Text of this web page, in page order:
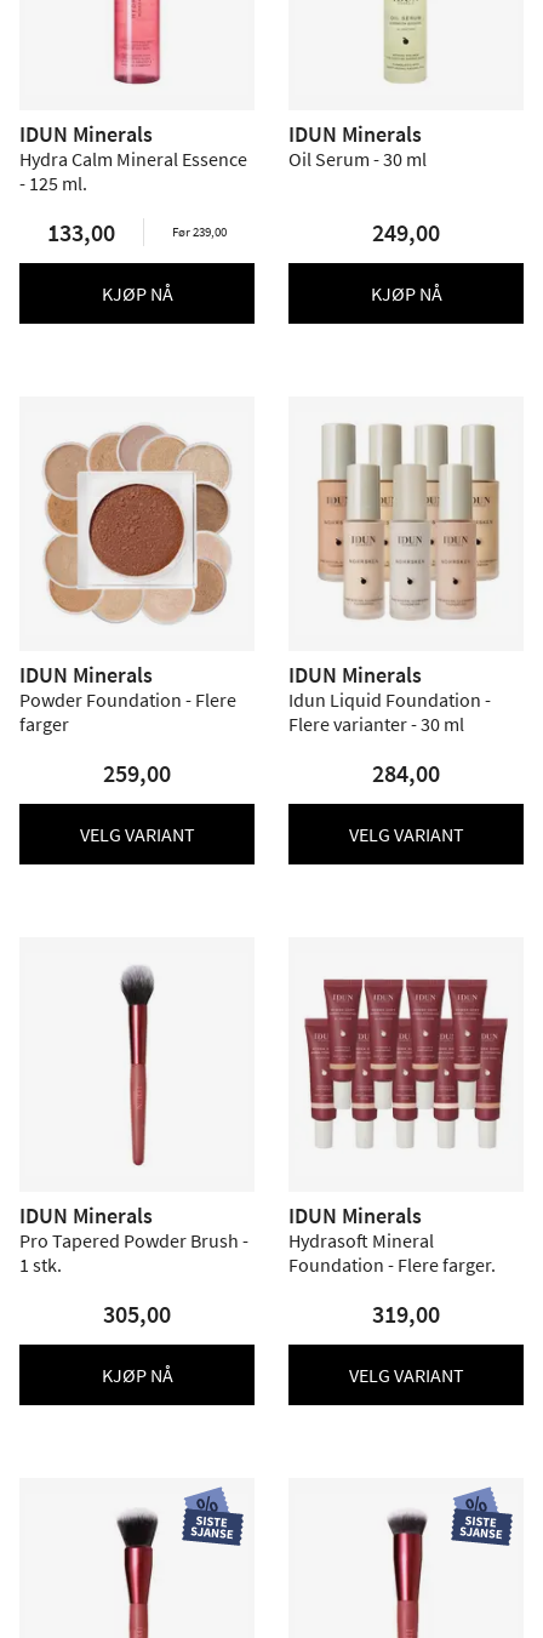
IDUN Minerals
Hydra Calm Mineral Essence
- 125 ml.
133,00 Før 239,00
KJØP NÅ
IDUN Minerals
Oil Serum - 30 ml
249,00
KJØP NÅ
IDUN Minerals
Powder Foundation - Flere
farger
259,00
VELG VARIANT
IDUN Minerals
Idun Liquid Foundation -
Flere varianter - 30 ml
284,00
VELG VARIANT
IDUN Minerals
Pro Tapered Powder Brush -
1 stk.
305,00
KJØP NÅ
IDUN Minerals
Hydrasoft Mineral
Foundation - Flere farger.
319,00
VELG VARIANT